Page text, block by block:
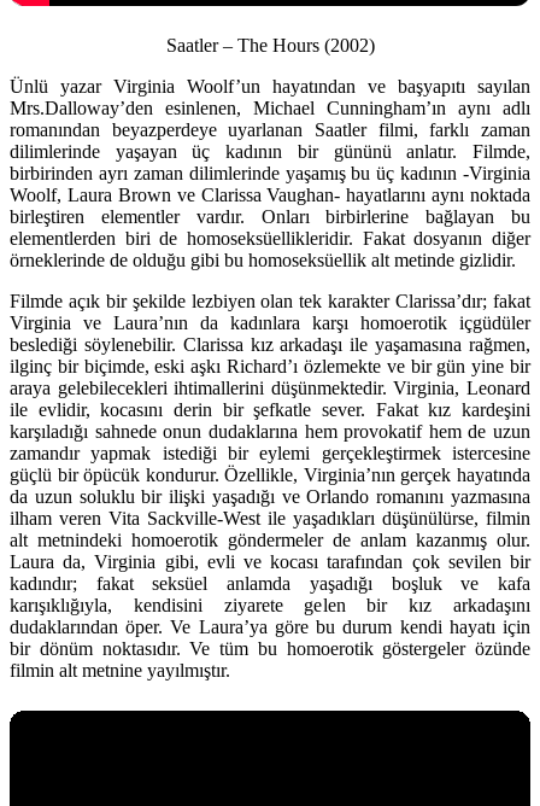
Saatler – The Hours (2002)
Ünlü yazar Virginia Woolf’un hayatından ve başyapıtı sayılan
Mrs.Dalloway’den esinlenen, Michael Cunningham’ın aynı adlı
romanından beyazperdeye uyarlanan Saatler filmi, farklı zaman
dilimlerinde yaşayan üç kadının bir gününü anlatır. Filmde,
birbirinden ayrı zaman dilimlerinde yaşamış bu üç kadının -Virginia
Woolf, Laura Brown ve Clarissa Vaughan- hayatlarını aynı noktada
birleştiren elementler vardır. Onları birbirlerine bağlayan bu
elementlerden biri de homoseksüellikleridir. Fakat dosyanın diğer
örneklerinde de olduğu gibi bu homoseksüellik alt metinde gizlidir.
Filmde açık bir şekilde lezbiyen olan tek karakter Clarissa’dır; fakat
Virginia ve Laura’nın da kadınlara karşı homoerotik içgüdüler
beslediği söylenebilir. Clarissa kız arkadaşı ile yaşamasına rağmen,
ilginç bir biçimde, eski aşkı Richard’ı özlemekte ve bir gün yine bir
araya gelebilecekleri ihtimallerini düşünmektedir. Virginia, Leonard
ile evlidir, kocasını derin bir şefkatle sever. Fakat kız kardeşini
karşıladığı sahnede onun dudaklarına hem provokatif hem de uzun
zamandır yapmak istediği bir eylemi gerçekleştirmek istercesine
güçlü bir öpücük kondurur. Özellikle, Virginia’nın gerçek hayatında
da uzun soluklu bir ilişki yaşadığı ve Orlando romanını yazmasına
ilham veren Vita Sackville-West ile yaşadıkları düşünülürse, filmin
alt metnindeki homoerotik göndermeler de anlam kazanmış olur.
Laura da, Virginia gibi, evli ve kocası tarafından çok sevilen bir
kadındır; fakat seksüel anlamda yaşadığı boşluk ve kafa
karışıklığıyla, kendisini ziyarete gelen bir kız arkadaşını
dudaklarından öper. Ve Laura’ya göre bu durum kendi hayatı için
bir dönüm noktasıdır. Ve tüm bu homoerotik göstergeler özünde
filmin alt metnine yayılmıştır.